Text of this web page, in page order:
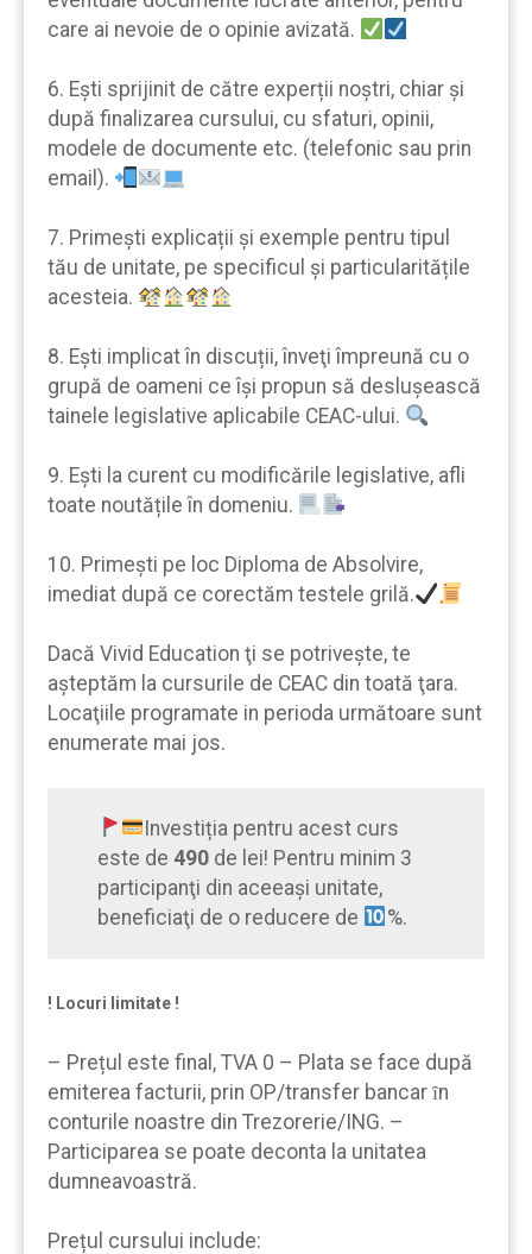
care ai nevoie de o opinie avizată.
6. Eşti sprijinit de către experții noştri, chiar şi
după finalizarea cursului, cu sfaturi, opinii,
modele de documente etc. (telefonic sau prin
email).
7. Primeşti explicații şi exemple pentru tipul
tău de unitate, pe specificul şi particularitățile
acesteia.
8. Eşti implicat în discuții, înveţi împreună cu o
grupă de oameni ce îşi propun să desluşească
tainele legislative aplicabile CEAC-ului.
9. Eşti la curent cu modificările legislative, afli
toate noutățile în domeniu.
10. Primeşti pe loc Diploma de Absolvire,
imediat după ce corectăm testele grilă.
Dacă Vivid Education ţi se potrivește, te
aşteptăm la cursurile de CEAC din toată ţara.
Locaţiile programate in perioda următoare sunt
enumerate mai jos.
Investiția pentru acest curs
este de 490de lei! Pentru minim 3
participanţi din aceeaşi unitate,
beneficiaţi de o reducere de
%.
! Locuri limitate !
– Prețul este final, TVA 0 – Plata se face după
emiterea facturii, prin OP/transfer bancar ȋn
conturile noastre din Trezorerie/ING. –
Participarea se poate deconta la unitatea
dumneavoastră.
Prețul cursului include: